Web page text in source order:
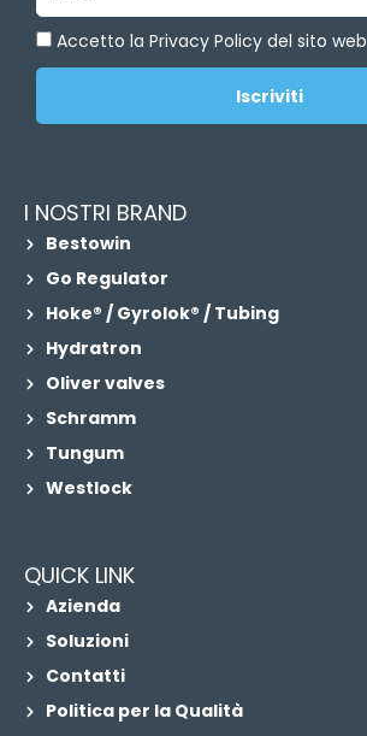
Accetto la Privacy Policy del sito web
Iscriviti
I NOSTRI BRAND
Bestowin
Go Regulator
Hoke® / Gyrolok® / Tubing
Hydratron
Oliver valves
Schramm
Tungum
Westlock
QUICK LINK
Azienda
Soluzioni
Contatti
Politica per la Qualità